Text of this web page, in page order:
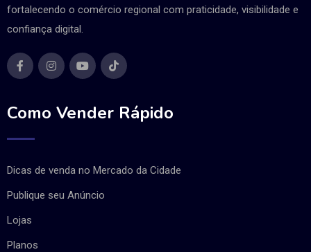
fortalecendo o comércio regional com praticidade, visibilidade e
confiança digital.
Como Vender Rápido
Dicas de venda no Mercado da Cidade
Publique seu Anúncio
Lojas
Planos